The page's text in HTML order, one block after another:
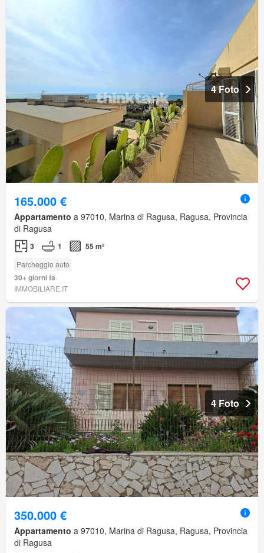
4 Foto
165.000 €
Appartamento a 97010, Marina di Ragusa, Ragusa, Provincia
di Ragusa
3 1 55 m²
Parcheggio auto
30+ giorni fa
IMMOBILIARE.IT
4 Foto
350.000 €
Appartamento a 97010, Marina di Ragusa, Ragusa, Provincia
di Ragusa